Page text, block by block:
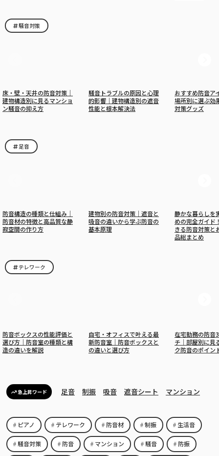
騒音対策
床・壁・天井の防音対策｜
建物構造別に見るマンショ
ン騒音の抑え方
騒音トラブルの原因と心理
的影響｜建物構造別の遮音
性能と根本解決法
おすすめ防音ア
場所別に選ぶ効
対策グッズ
足音
防音構造の種類と仕組み｜
防音材の特徴と高品質な静
寂空間の作り方
建物別の防音対策｜遮音と
吸音の違いから学ぶ防音の
基本原理
静かな暮らしを
めの完全ガイド
きる防音対策と
品総まとめ
テレワーク
防音ボックスの性能評価と
選び方｜防音室の種類と構
造の違いを解説
自宅・オフィスで叶える最
新防音室｜防音ボックスと
の違いと選び方
在宅勤務の防音
チ｜部屋別に見
ク防音のポイン
急上昇ワード 足音 制振 吸音 遮音シート マンション
ピアノ テレワーク 防音材 制振 生活音
騒音対策 防音 マンション 騒音 防振